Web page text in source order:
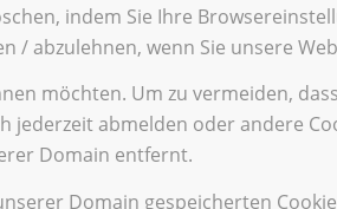
indem Sie Ihre
/ abzulehnen, wenn Sie unsere
möchten. Um zu vermeiden,
jederzeit abmelden oder andere
Domain entfernt.
Domain gespeicherten